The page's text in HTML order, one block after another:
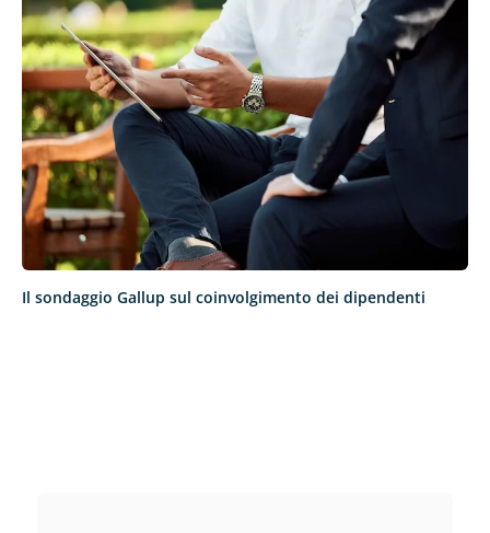
Il sondaggio Gallup sul coinvolgimento dei dipendenti